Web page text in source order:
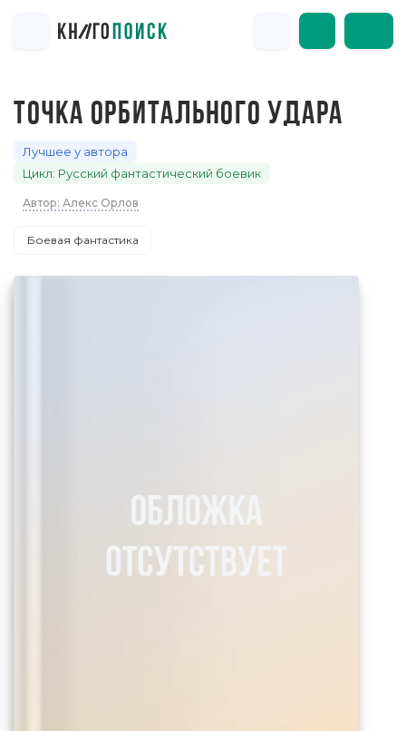
ТОЧКА ОРБИТАЛЬНОГО УДАРА
Лучшее у автора
Цикл: Русский фантастический боевик
Автор: Алекс Орлов
Боевая фантастика